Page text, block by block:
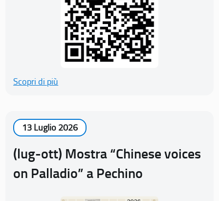
Scopri di più
13 Luglio 2026
(lug-ott) Mostra “Chinese voices
on Palladio” a Pechino